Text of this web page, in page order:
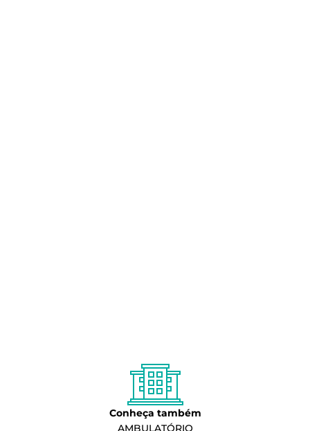
Conheça também
AMBULATÓRIO